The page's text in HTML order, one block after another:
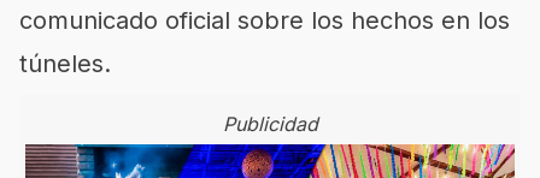
comunicado oficial sobre los hechos en los
túneles.
Publicidad